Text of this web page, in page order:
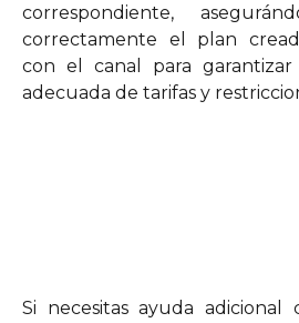
correspondiente,
correctamente el plan
con el canal para garantizar
adecuada de tarifas y
Si necesitas ayuda